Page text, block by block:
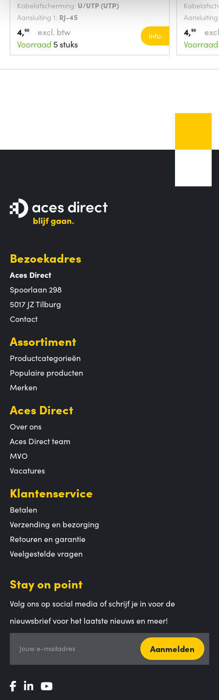
Kabelafscherming: U/UTP (UTP)
Aansluiting 1: RJ-45
4,90
excl. btw
Voorraad 5 stuks
Info 4,90
Voorraad
Bezoekadres
Aces Direct
Spoorlaan 298
5017 JZ Tilburg
Contact
Assortiment
Productcategorieën
Populaire producten
Merken
Aces Direct
Over ons
Aces Direct team
MVO
Vacatures
Klantenservice
Betalen
Verzending en bezorging
Retouren en garantie
Veelgestelde vragen
Stay on point
Volg ons op social media of schrijf je in voor de
nieuwsbrief voor het laatste nieuws en meer!
Jouw e-mailadres Aanmelden